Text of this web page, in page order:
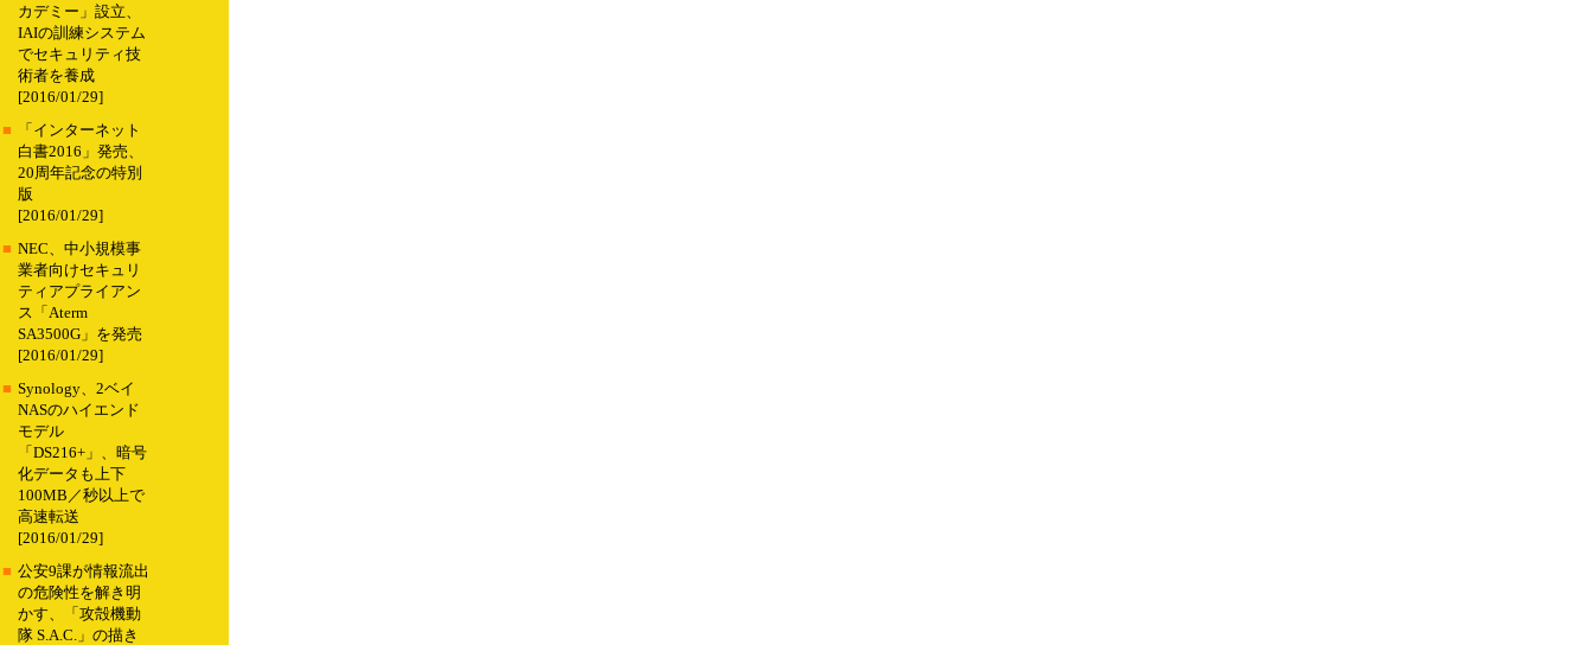
カデミー」設立、
IAIの訓練システム
でセキュリティ技
術者を養成
[2016/01/29]
■
「インターネット
白書2016」発売、
20周年記念の特別
版
[2016/01/29]
■ NEC、中小規模事
業者向けセキュリ
ティアプライアン
ス「Aterm
SA3500G」を発売
[2016/01/29]
■ Synology、2ベイ
NASのハイエンド
モデル
「DS216+」、暗号
化データも上下
100MB／秒以上で
高速転送
[2016/01/29]
■ 公安9課が情報流出
の危険性を解き明
かす、「攻殻機動
隊 S.A.C.」の描き